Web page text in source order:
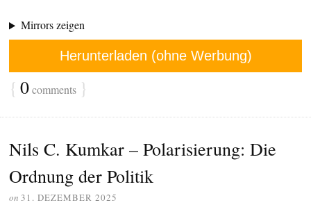
Mirrors zeigen
Herunterladen (ohne Werbung)
{ 0comments }
Nils C. Kumkar – Polarisierung: Die
Ordnung der Politik
on 31. DEZEMBER 2025